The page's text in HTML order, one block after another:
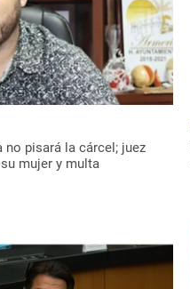
pisará la cárcel; juez
mujer y multa